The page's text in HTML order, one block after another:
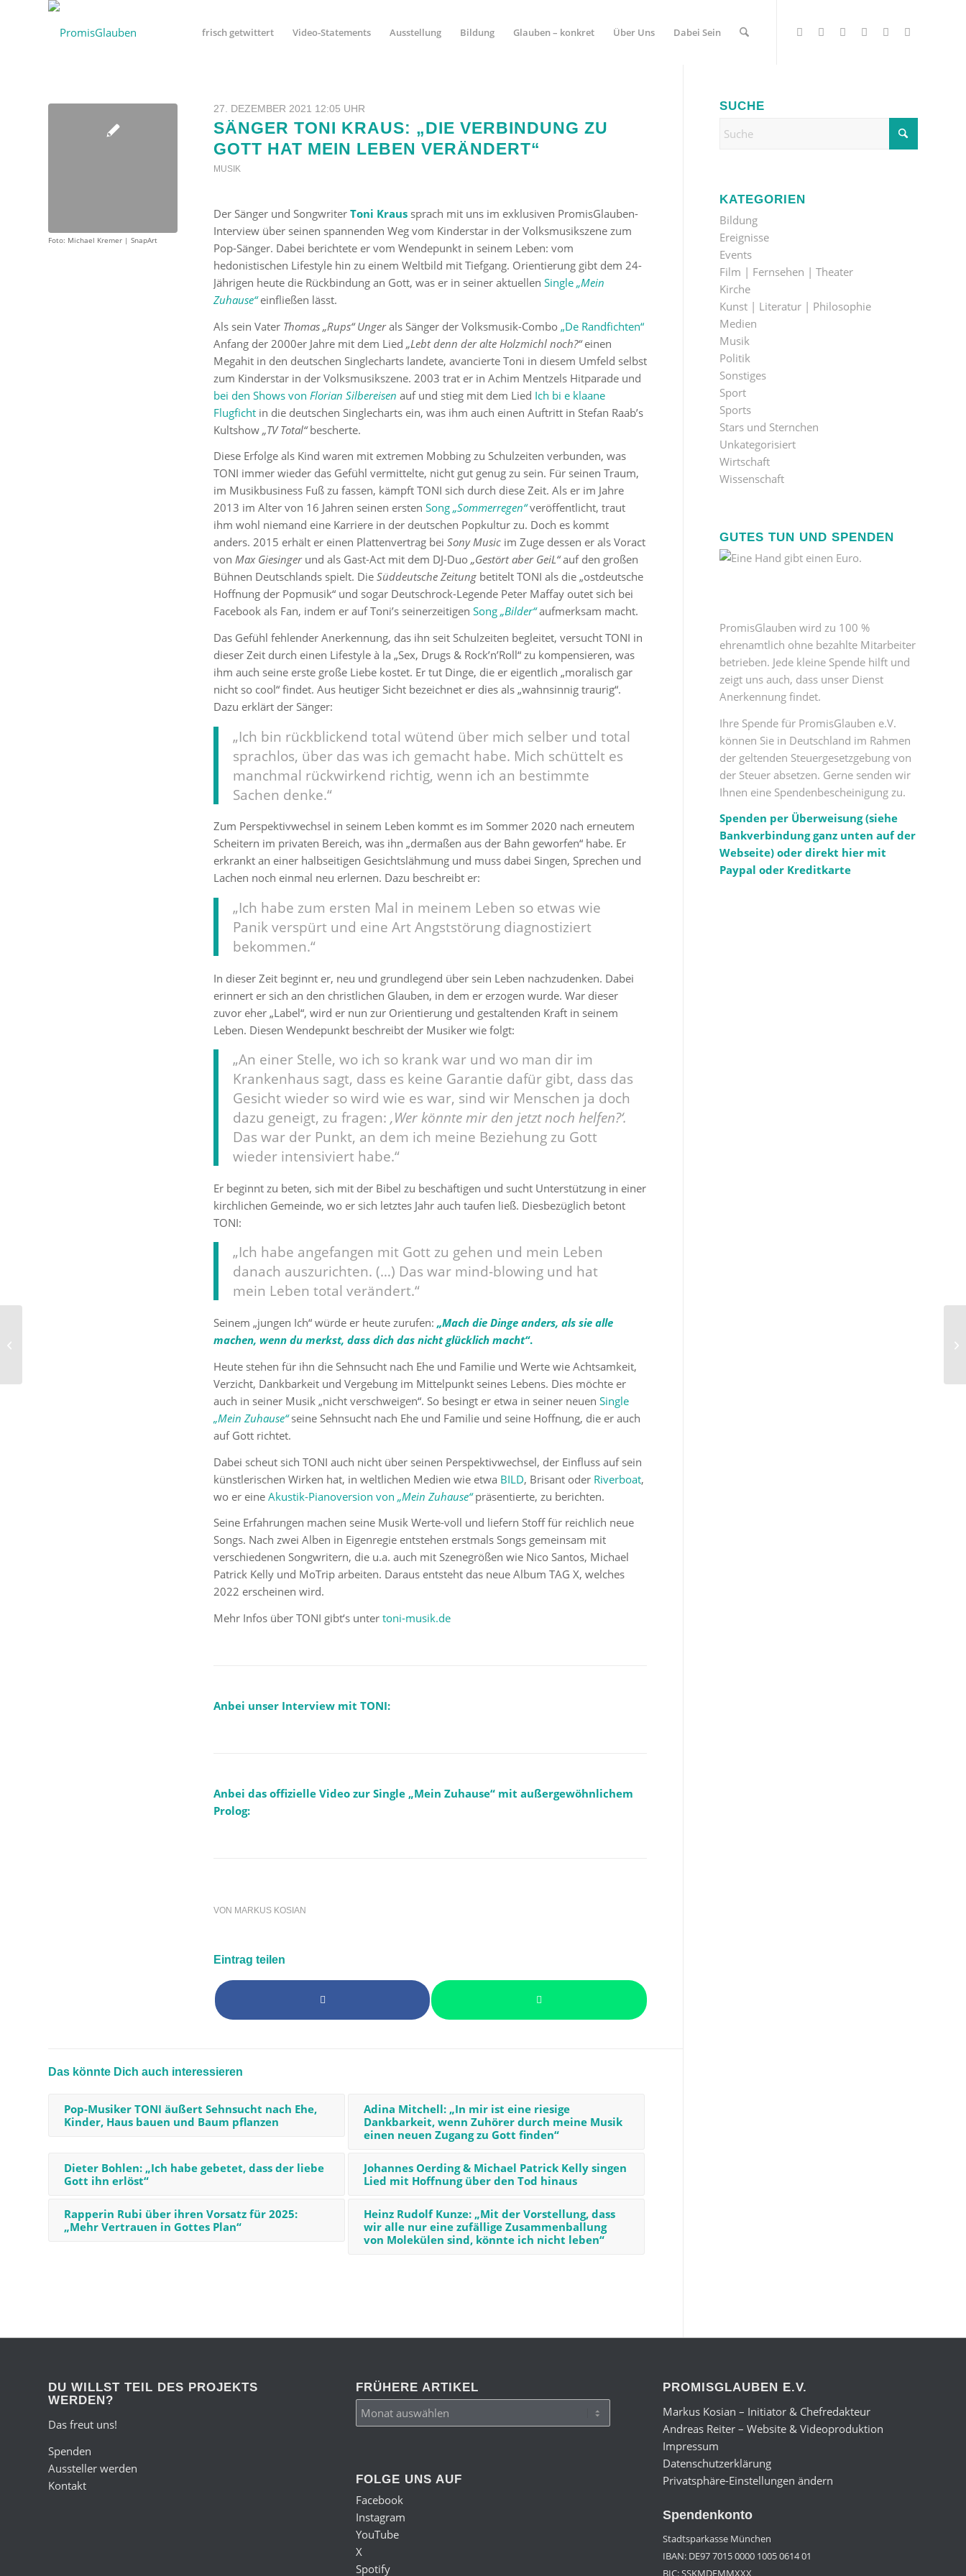
frisch getwittert Video-Statements Ausstellung Bildung Glauben – konkret Über Uns Dabei Sein
Foto: Michael Kremer | SnapArt
27. DEZEMBER 2021 12:05 UHR
SÄNGER TONI KRAUS: „DIE VERBINDUNG ZU
GOTT HAT MEIN LEBEN VERÄNDERT“
MUSIK
Der Sänger und Songwriter Toni Kraus sprach mit uns im exklusiven PromisGlauben-
Interview über seinen spannenden Weg vom Kinderstar in der Volksmusikszene zum
Pop-Sänger. Dabei berichtete er vom Wendepunkt in seinem Leben: vom
hedonistischen Lifestyle hin zu einem Weltbild mit Tiefgang. Orientierung gibt dem 24-
Jährigen heute die Rückbindung an Gott, was er in seiner aktuellen Single „Mein
Zuhause“einfließen lässt.
Als sein Vater Thomas „Rups“ Ungerals Sänger der Volksmusik-Combo „De Randfichten“
Anfang der 2000er Jahre mit dem Lied „Lebt denn der alte Holzmichl noch?“einen
Megahit in den deutschen Singlecharts landete, avancierte Toni in diesem Umfeld selbst
zum Kinderstar in der Volksmusikszene. 2003 trat er in Achim Mentzels Hitparade und
bei den Shows von Florian Silbereisen auf und stieg mit dem Lied Ich bi e klaane
Flugficht in die deutschen Singlecharts ein, was ihm auch einen Auftritt in Stefan Raab’s
Kultshow „TV Total“bescherte.
Diese Erfolge als Kind waren mit extremen Mobbing zu Schulzeiten verbunden, was
TONI immer wieder das Gefühl vermittelte, nicht gut genug zu sein. Für seinen Traum,
im Musikbusiness Fuß zu fassen, kämpft TONI sich durch diese Zeit. Als er im Jahre
2013 im Alter von 16 Jahren seinen ersten Song „Sommerregen“veröffentlicht, traut
ihm wohl niemand eine Karriere in der deutschen Popkultur zu. Doch es kommt
anders. 2015 erhält er einen Plattenvertrag bei Sony Music im Zuge dessen er als Voract
von Max Giesingerund als Gast-Act mit dem DJ-Duo „Gestört aber GeiL“auf den großen
Bühnen Deutschlands spielt. Die Süddeutsche Zeitung betitelt TONI als die „ostdeutsche
Hoffnung der Popmusik“ und sogar Deutschrock-Legende Peter Maffay outet sich bei
Facebook als Fan, indem er auf Toni’s seinerzeitigen Song „Bilder“aufmerksam macht.
Das Gefühl fehlender Anerkennung, das ihn seit Schulzeiten begleitet, versucht TONI in
dieser Zeit durch einen Lifestyle à la „Sex, Drugs & Rock’n’Roll“ zu kompensieren, was
ihm auch seine erste große Liebe kostet. Er tut Dinge, die er eigentlich „moralisch gar
nicht so cool“ findet. Aus heutiger Sicht bezeichnet er dies als „wahnsinnig traurig“.
Dazu erklärt der Sänger:
„Ich bin rückblickend total wütend über mich selber und total
sprachlos, über das was ich gemacht habe. Mich schüttelt es
manchmal rückwirkend richtig, wenn ich an bestimmte
Sachen denke.“
Zum Perspektivwechsel in seinem Leben kommt es im Sommer 2020 nach erneutem
Scheitern im privaten Bereich, was ihn „dermaßen aus der Bahn geworfen“ habe. Er
erkrankt an einer halbseitigen Gesichtslähmung und muss dabei Singen, Sprechen und
Lachen noch einmal neu erlernen. Dazu beschreibt er:
„Ich habe zum ersten Mal in meinem Leben so etwas wie
Panik verspürt und eine Art Angststörung diagnostiziert
bekommen.“
In dieser Zeit beginnt er, neu und grundlegend über sein Leben nachzudenken. Dabei
erinnert er sich an den christlichen Glauben, in dem er erzogen wurde. War dieser
zuvor eher „Label“, wird er nun zur Orientierung und gestaltenden Kraft in seinem
Leben. Diesen Wendepunkt beschreibt der Musiker wie folgt:
„An einer Stelle, wo ich so krank war und wo man dir im
Krankenhaus sagt, dass es keine Garantie dafür gibt, dass das
Gesicht wieder so wird wie es war, sind wir Menschen ja doch
dazu geneigt, zu fragen: ‚Wer könnte mir den jetzt noch helfen?‘.
Das war der Punkt, an dem ich meine Beziehung zu Gott
wieder intensiviert habe.“
Er beginnt zu beten, sich mit der Bibel zu beschäftigen und sucht Unterstützung in einer
kirchlichen Gemeinde, wo er sich letztes Jahr auch taufen ließ. Diesbezüglich betont
TONI:
„Ich habe angefangen mit Gott zu gehen und mein Leben
danach auszurichten. (…) Das war mind-blowing und hat
mein Leben total verändert.“
Seinem „jungen Ich“ würde er heute zurufen: „Mach die Dinge anders, als sie alle
machen, wenn du merkst, dass dich das nicht glücklich macht“.
Heute stehen für ihn die Sehnsucht nach Ehe und Familie und Werte wie Achtsamkeit,
Verzicht, Dankbarkeit und Vergebung im Mittelpunkt seines Lebens. Dies möchte er
auch in seiner Musik „nicht verschweigen“. So besingt er etwa in seiner neuen Single
„Mein Zuhause“seine Sehnsucht nach Ehe und Familie und seine Hoffnung, die er auch
auf Gott richtet.
Dabei scheut sich TONI auch nicht über seinen Perspektivwechsel, der Einfluss auf sein
künstlerischen Wirken hat, in weltlichen Medien wie etwa BILD, Brisant oder Riverboat,
wo er eine Akustik-Pianoversion von „Mein Zuhause“präsentierte, zu berichten.
Seine Erfahrungen machen seine Musik Werte-voll und liefern Stoff für reichlich neue
Songs. Nach zwei Alben in Eigenregie entstehen erstmals Songs gemeinsam mit
verschiedenen Songwritern, die u.a. auch mit Szenegrößen wie Nico Santos, Michael
Patrick Kelly und MoTrip arbeiten. Daraus entsteht das neue Album TAG X, welches
2022 erscheinen wird.
Mehr Infos über TONI gibt‘s unter toni-musik.de
Anbei unser Interview mit TONI:
Anbei das offizielle Video zur Single „Mein Zuhause“ mit außergewöhnlichem
Prolog:
VON MARKUS KOSIAN
Eintrag teilen
Das könnte Dich auch interessieren
Pop-Musiker TONI äußert Sehnsucht nach Ehe,
Kinder, Haus bauen und Baum pflanzen
Adina Mitchell: „In mir ist eine riesige
Dankbarkeit, wenn Zuhörer durch meine Musik
einen neuen Zugang zu Gott finden“
Dieter Bohlen: „Ich habe gebetet, dass der liebe
Gott ihn erlöst“
Johannes Oerding & Michael Patrick Kelly singen
Lied mit Hoffnung über den Tod hinaus
Rapperin Rubi über ihren Vorsatz für 2025:
„Mehr Vertrauen in Gottes Plan“
Heinz Rudolf Kunze: „Mit der Vorstellung, dass
wir alle nur eine zufällige Zusammenballung
von Molekülen sind, könnte ich nicht leben“
SUCHE
KATEGORIEN
Bildung
Ereignisse
Events
Film | Fernsehen | Theater
Kirche
Kunst | Literatur | Philosophie
Medien
Musik
Politik
Sonstiges
Sport
Sports
Stars und Sternchen
Unkategorisiert
Wirtschaft
Wissenschaft
GUTES TUN UND SPENDEN
PromisGlauben wird zu 100 %
ehrenamtlich ohne bezahlte Mitarbeiter
betrieben. Jede kleine Spende hilft und
zeigt uns auch, dass unser Dienst
Anerkennung findet.
Ihre Spende für PromisGlauben e.V.
können Sie in Deutschland im Rahmen
der geltenden Steuergesetzgebung von
der Steuer absetzen. Gerne senden wir
Ihnen eine Spendenbescheinigung zu.
Spenden per Überweisung (siehe
Bankverbindung ganz unten auf der
Webseite) oder direkt hier mit
Paypal oder Kreditkarte
DU WILLST TEIL DES PROJEKTS
WERDEN?
Das freut uns!
Spenden
Aussteller werden
Kontakt
FRÜHERE ARTIKEL
FOLGE UNS AUF
Facebook
Instagram
YouTube
X
Spotify
PROMISGLAUBEN E.V.
Markus Kosian – Initiator & Chefredakteur
Andreas Reiter – Website & Videoproduktion
Impressum
Datenschutzerklärung
Privatsphäre-Einstellungen ändern
Spendenkonto
Stadtsparkasse München
IBAN: DE97 7015 0000 1005 0614 01
BIC: SSKMDEMMXXX